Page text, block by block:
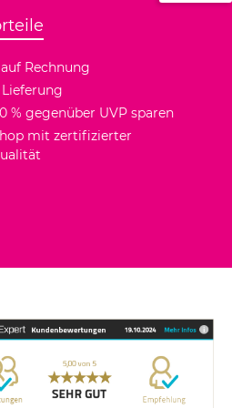
Rechnung
% gegenüber UVP sparen
mit zertifizierter